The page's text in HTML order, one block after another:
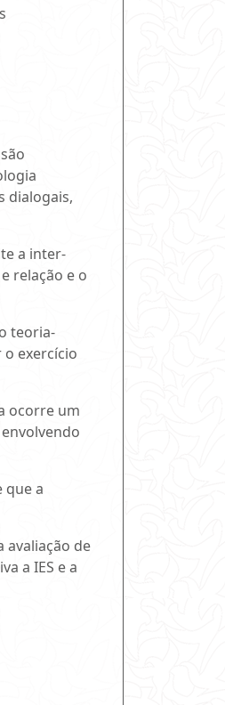
dialogais,
a inter-
relação e o
teoria-
exercício
ocorre um
que a
avaliação de
a IES e a